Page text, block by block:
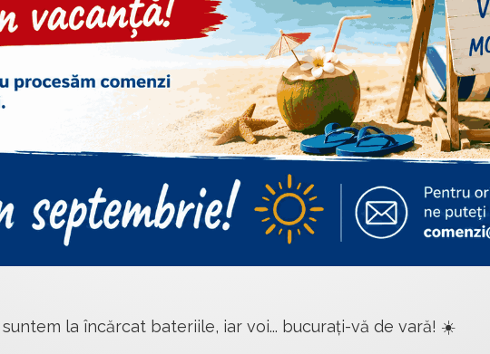
suntem la încărcat bateriile, iar voi... bucurați-vă de vară! ☀️